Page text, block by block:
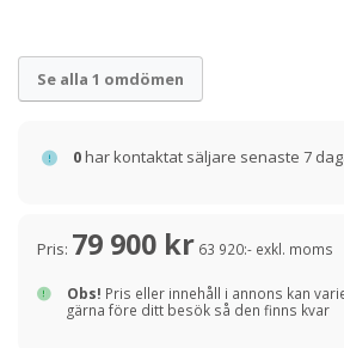
Se alla 1 omdömen
0har kontaktat säljare senaste 7
Pris: 79 900 kr 63 920:- exkl. moms
Obs! Pris eller innehåll i annons kan
gärna före ditt besök så den finns kvar